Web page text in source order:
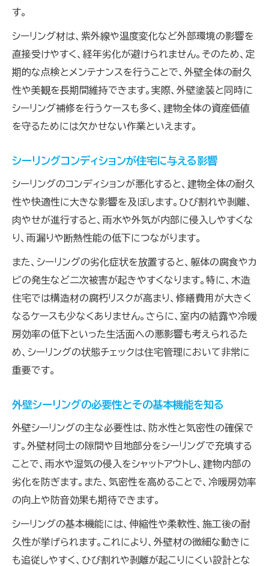
経年による目地シーリングの劣化症状を知る
外壁シーリング目地の寿命と劣化原因を解説
シーリング目地の破断や剥離に注意しよう
外壁シーリングの目地とは何かと正しい知識
安心の住まいへ導くシーリング補修のポイント
外壁シーリング補修で失敗しないポイント集
住まいを守るシーリング補修の流れと注意点
外壁シーリング材の耐久性と選び方のポイン
ト
耐用年数を延ばすシーリングの管理方法とは
シーリング耐用年数と国税庁基準を徹底解説
DIY向き外壁シーリング補修の基礎知識
シーリングDIYに必要な道具と安全対策
外壁シーリングDIYで注意すべき施工ポイン
す。
シーリング材は、紫外線や温度変化など外部環境の影響を
直接受けやすく、経年劣化が避けられません。そのため、定
期的な点検とメンテナンスを行うことで、外壁全体の耐久
性や美観を長期間維持できます。実際、外壁塗装と同時に
シーリング補修を行うケースも多く、建物全体の資産価値
を守るためには欠かせない作業といえます。
シーリングコンディションが住宅に与える影響
シーリングのコンディションが悪化すると、建物全体の耐久
性や快適性に大きな影響を及ぼします。ひび割れや剥離、
肉やせが進行すると、雨水や外気が内部に侵入しやすくな
り、雨漏りや断熱性能の低下につながります。
また、シーリングの劣化症状を放置すると、躯体の腐食やカ
ビの発生など二次被害が起きやすくなります。特に、木造
住宅では構造材の腐朽リスクが高まり、修繕費用が大きく
なるケースも少なくありません。さらに、室内の結露や冷暖
房効率の低下といった生活面への悪影響も考えられるた
め、シーリングの状態チェックは住宅管理において非常に
重要です。
外壁シーリングの必要性とその基本機能を知る
外壁シーリングの主な必要性は、防水性と気密性の確保で
す。外壁材同士の隙間や目地部分をシーリングで充填する
ことで、雨水や湿気の侵入をシャットアウトし、建物内部の
劣化を防ぎます。また、気密性を高めることで、冷暖房効率
の向上や防音効果も期待できます。
シーリングの基本機能には、伸縮性や柔軟性、施工後の耐
久性が挙げられます。これにより、外壁材の微細な動きに
も追従しやすく、ひび割れや剥離が起こりにくい設計とな